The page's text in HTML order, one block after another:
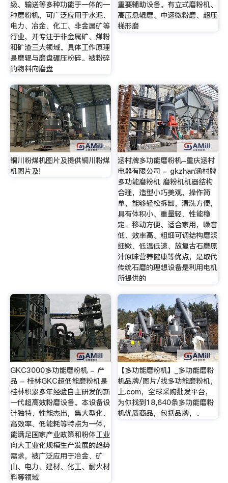
级、输送等多种功能于一体的一
种磨粉机，可广泛应用于水泥、
电力、冶金、化工、非金属矿等
行业，并专注于非金属矿、煤粉
和矿渣三大领域。具体工作原理
是磨辊与磨盘碾压粉碎。被粉碎
的物料向磨盘
重要辅助设备。有立式磨粉机、
高压悬辊磨、中速微粉磨、超压
梯形磨
铜川粉煤机图片及提供铜川粉煤
机图片及!
涵村牌多功能磨粉机-重庆涵村
电器有限公司 - gkzhan涵村牌
多功能磨粉机 磨粉机机器结构
合理，造型小巧美观，操作简
单，能够轻松拆卸，清洗方便，
具有体积小、重量轻、性能稳
定、移动方便、适合家用，噪音
低、效率高、粗细可调结构磨浆
细嫩、低温低速、放复古石磨原
汁原味营养健康等优点，是取代
传统石磨的理想设备是利用电机
所提供的
GKC3000多功能磨粉机 - 产
品 - 桂林GKC超低能磨粉机是
桂林积累多年经验自主研发的新
一代超高效粉磨设备。本设备设
计独特、性能杰出，集大型化、
高效率、低能耗等特点为一体，
能满足国家产业政策和粉体工业
向大工业化规模生产发展的趋势
需求，被广泛应用于冶金、矿
山、电力、建材、化工、耐火材
料等领域
【多功能磨粉机】_多功能磨粉
机品牌/图片/找多功能磨粉机，
上.com，全球采购批发平台，
为你找到18,640条多功能磨粉
机优质商品，包括品牌，。